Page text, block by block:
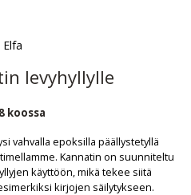
levyhyllylle
koossa
vahvalla epoksilla päällystetyllä
Kannatin on suunniteltu
käyttöön, mikä tekee siitä
kirjojen säilytykseen.